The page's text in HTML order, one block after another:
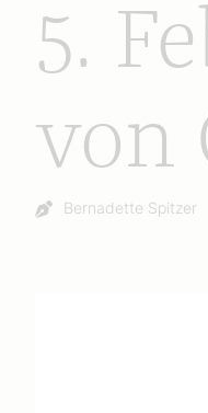
5.
von
Autor:
Bernadette Spitzer